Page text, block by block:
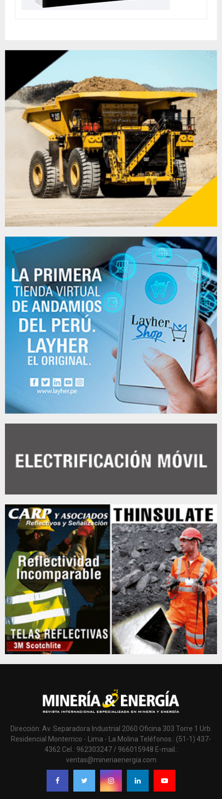
Dirección: Av. Separadora Industrial 2060 Oficina 303 Torre 1 Urb.
Residencial Monterrico - Lima - La Molina Teléfonos.: (51-1) 437-
4362 Cel.: 962303247 / 966015948 E-mail.:
ventas@mineriaenergia.com